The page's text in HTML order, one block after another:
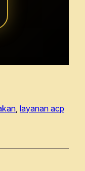
, layanan acp